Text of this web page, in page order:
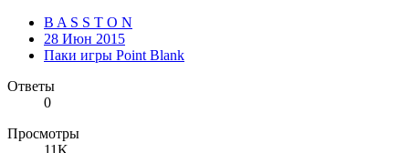
B A S S T O N
28 Июн 2015
Паки игры Point Blank
Ответы
0
Просмотры
11K